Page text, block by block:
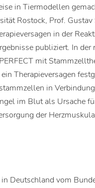
in Tiermodellen
Rostock, Prof.
in der
publiziert. In
mit
Therapieversagen
in
im Blut als Ursache
der
Deutschland vom